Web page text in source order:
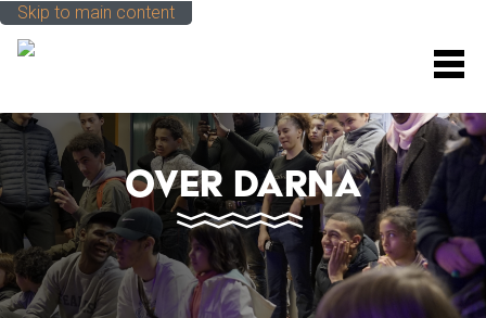
Skip to main content
OVER DARNA